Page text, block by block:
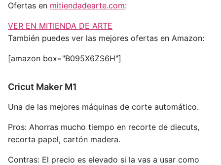
Ofertas en mitiendadearte.com:
VER EN MITIENDA DE ARTE
También puedes ver las mejores ofertas en Amazon:
[amazon box="B095X6ZS6H"]
Cricut Maker M1
Una de las mejores máquinas de corte automático.
Pros: Ahorras mucho tiempo en recorte de diecuts,
recorta papel, cartón madera.
Contras: El precio es elevado si la vas a usar como